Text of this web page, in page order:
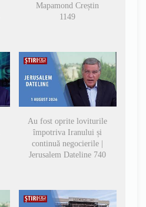
Mapamond Creștin
1149
Au fost oprite loviturile
împotriva Iranului și
continuă negocierile |
Jerusalem Dateline 740